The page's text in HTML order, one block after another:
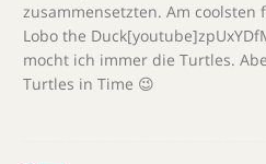
zusammensetzten. Am coolsten
Lobo the
mocht ich immer die Turtles.
Turtles in Time 😉